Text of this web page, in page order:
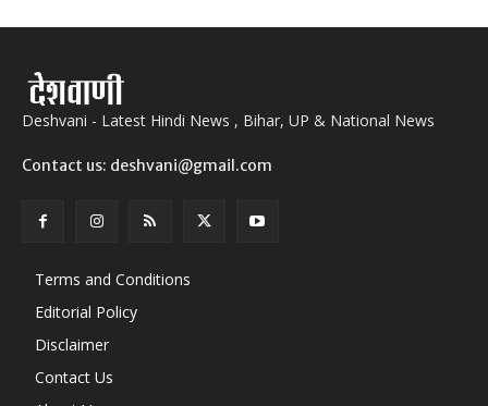
Deshvani - Latest Hindi News , Bihar, UP & National News
Contact us: deshvani@gmail.com
Terms and Conditions
Editorial Policy
Disclaimer
Contact Us